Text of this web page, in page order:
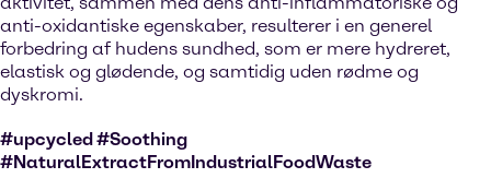
anti-oxidantiske egenskaber, resulterer i en generel
forbedring af hudens sundhed, som er mere hydreret,
elastisk og glødende, og samtidig uden rødme og
dyskromi.
#upcycled #Soothing
#NaturalExtractFromIndustrialFoodWaste